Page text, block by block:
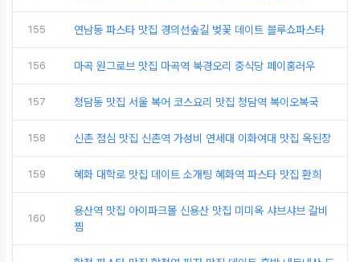
155 연남동 파스타 맛집 경의선숲길 벚꽃 데이트 블루쇼파스타
156 마곡 원그로브 맛집 마곡역 북경오리 중식당 페이홍러우
157 청담동 맛집 서울 복어 코스요리 맛집 청담역 복이오복국
158 신촌 점심 맛집 신촌역 가성비 연세대 이화여대 맛집 옥된장
159 혜화 대학로 맛집 데이트 소개팅 혜화역 파스타 맛집 환희
160
용산역 맛집 아이파크몰 신용산 맛집 미미옥 샤브샤브 갈비
찜